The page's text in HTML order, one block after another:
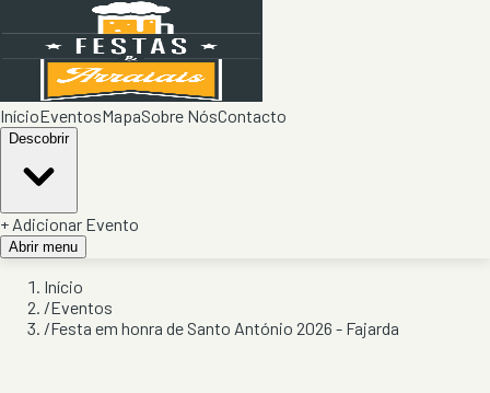
InícioEventosMapaSobre NósContacto
Descobrir
+ Adicionar Evento
Abrir menu
Início
/Eventos
/Festa em honra de Santo António 2026 - Fajarda